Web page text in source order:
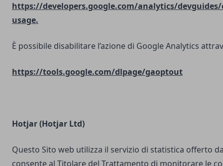
https://developers.google.com/analytics/
usage.
È possibile disabilitare l’azione di Google Analytics
https://tools.google.com/dlpage/gaoptout
Hotjar (Hotjar Ltd)
Questo Sito web utilizza il servizio di statistica offerto
consente al Titolare del Trattamento di monitorare le